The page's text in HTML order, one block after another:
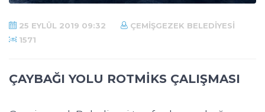
25 EYLÜL 2019 09:32
ÇEMIŞGEZEK BELEDIYESI
1571
ÇAYBAĞI YOLU ROTMİKS ÇALIŞMASI